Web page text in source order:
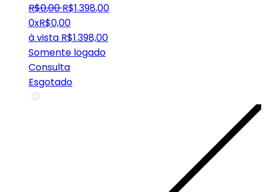
R$0,00 R$1.398,00
0xR$0,00
à vista R$1.398,00
Somente logado
Consulta
Esgotado